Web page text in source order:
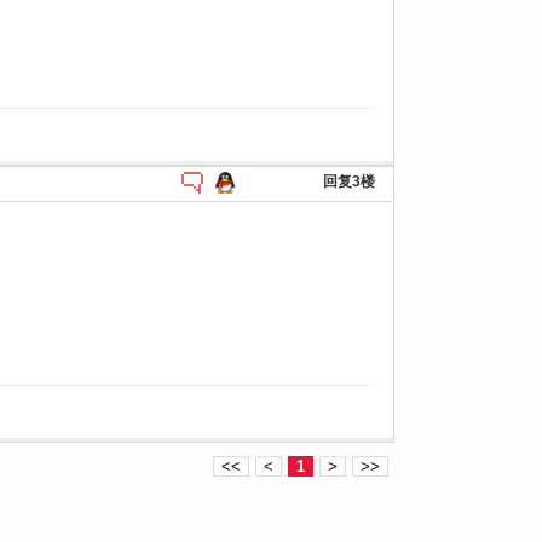
回复3楼
<< < 1 > >>